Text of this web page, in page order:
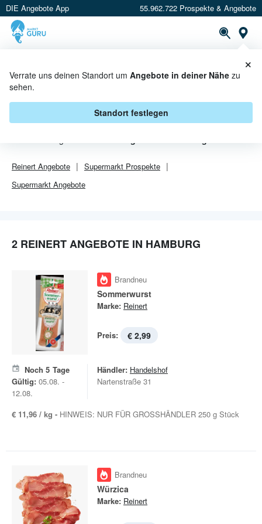
DIE Angebote App 55.962.722 Prospekte & Angebote
Verrate uns deinen Standort um Angebote in deiner Nähe zu
sehen.
Standort festlegen
×
REINERT ANGEBOTE IN
Reinert Angebote Supermarkt Prospekte
Supermarkt Angebote
2 REINERT ANGEBOTE IN HAMBURG
Brandneu
Sommerwurst
Marke: Reinert
Preis: € 2,99
Noch 5 Tage
Gültig: 05.08. -
12.08.
Händler: Handelshof
Nartenstraße 31
€ 11,96 / kg - HINWEIS: NUR FÜR GROSSHÄNDLER 250 g Stück
Brandneu
Würzica
Marke: Reinert